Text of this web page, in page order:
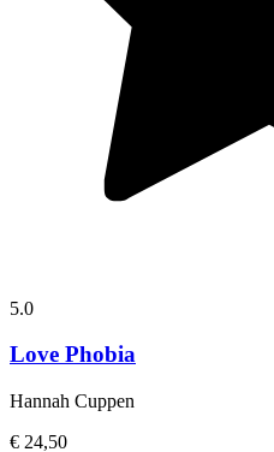
5.0
Love Phobia
Hannah Cuppen
€ 24,50